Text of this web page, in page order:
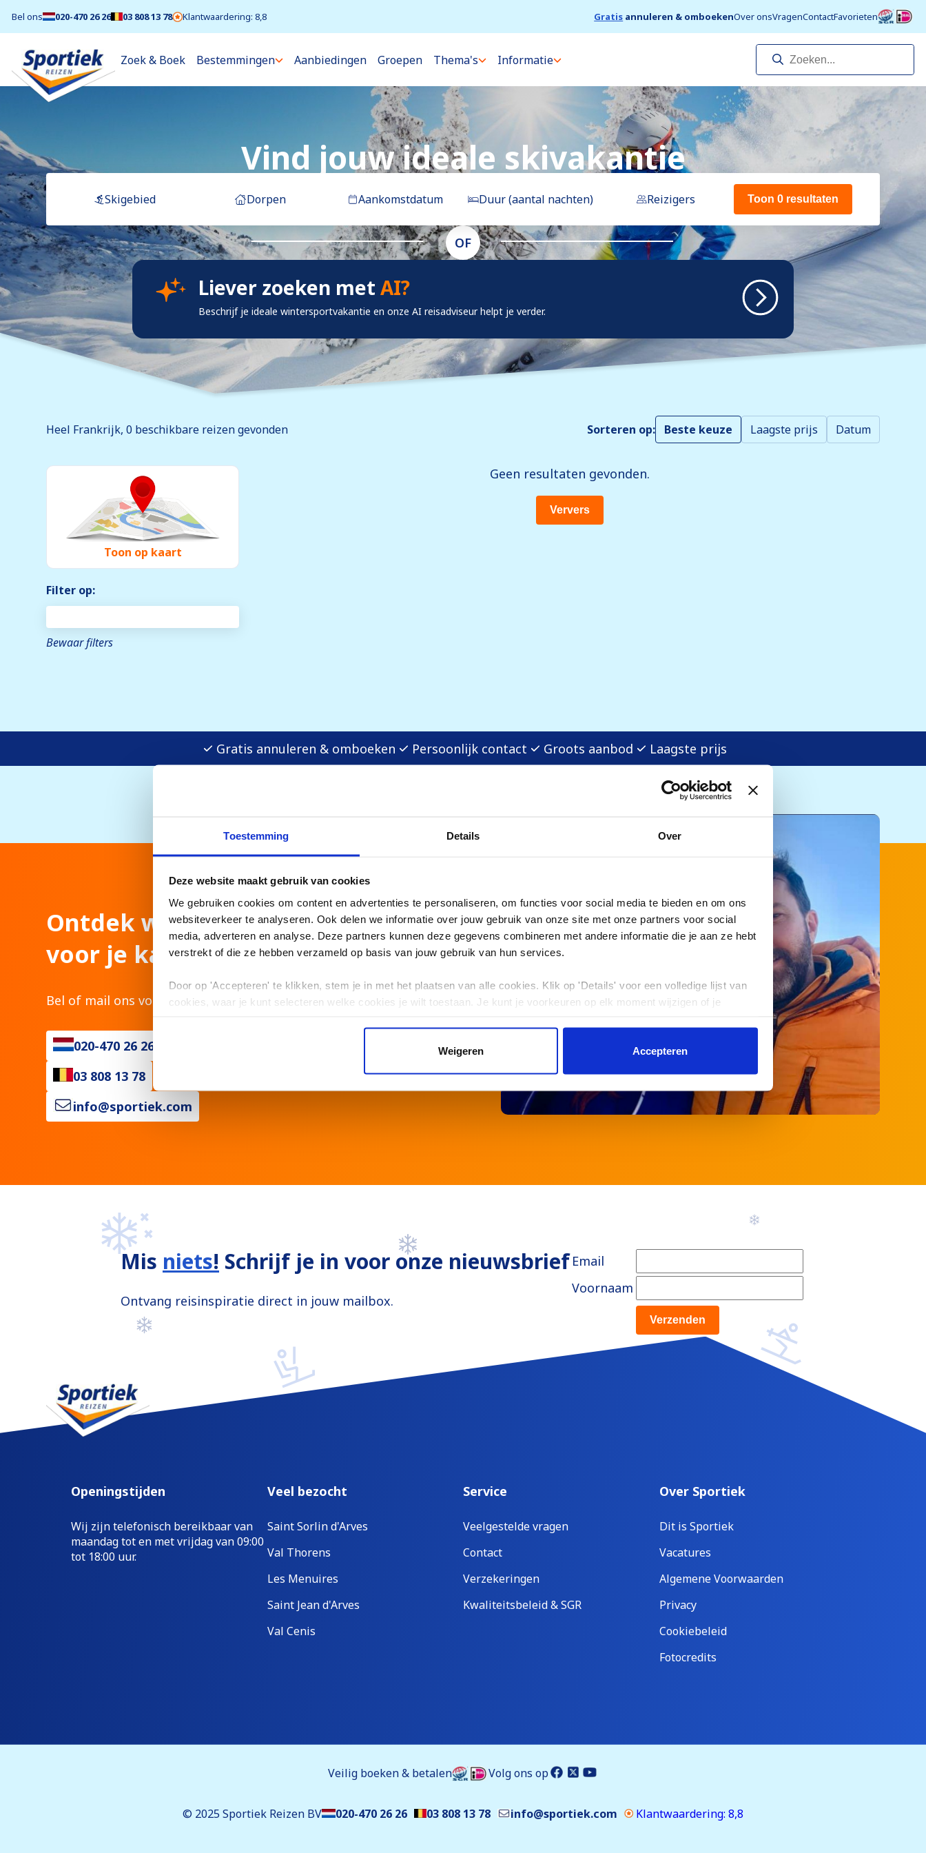
Toestemming Details Over
Deze website maakt gebruik van cookies
We gebruiken cookies om content en advertenties te personaliseren, om functies voor social media te bieden en om ons
websiteverkeer te analyseren. Ook delen we informatie over jouw gebruik van onze site met onze partners voor social
media, adverteren en analyse. Deze partners kunnen deze gegevens combineren met andere informatie die je aan ze hebt
verstrekt of die ze hebben verzameld op basis van jouw gebruik van hun services.
Door op 'Accepteren' te klikken, stem je in met het plaatsen van alle cookies. Klik op 'Details' voor een volledige lijst van
cookies, waar je kunt selecteren welke cookies je wilt toestaan. Je kunt je voorkeuren op elk moment wijzigen of je
Weigeren Accepteren
Bel ons 020-470 26 26 03 808 13 78 Klantwaardering: 8,8 Gratis annuleren & omboekenOver onsVragenContactFavorieten
Zoek & Boek Bestemmingen Aanbiedingen Groepen Thema's Informatie
Vind jouw ideale skivakantie
Skigebied Dorpen Aankomstdatum Duur (aantal nachten) Reizigers Toon 0 resultaten
OF
Liever zoeken met AI?
Beschrijf je ideale wintersportvakantie en onze AI reisadviseur helpt je verder.
Heel Frankrijk, 0 beschikbare reizen gevonden Sorteren op: Beste keuze Laagste prijs Datum
Toon op kaart
Filter op:
Bewaar filters
Geen resultaten gevonden.
Ververs
Gratis annuleren & omboeken Persoonlijk contact Groots aanbod Laagste prijs
Ontdek wat Sportiek
voor je kan betekenen!
Bel of mail ons voor persoonlijk advies.
020-470 26 26
03 808 13 78
info@sportiek.com
Mis niets! Schrijf je in voor onze nieuwsbrief
Ontvang reisinspiratie direct in jouw mailbox.
Email
Voornaam
Openingstijden
Wij zijn telefonisch bereikbaar van
maandag tot en met vrijdag van 09:00
tot 18:00 uur.
Veel bezocht
Saint Sorlin d'Arves
Val Thorens
Les Menuires
Saint Jean d'Arves
Val Cenis
Service
Veelgestelde vragen
Contact
Verzekeringen
Kwaliteitsbeleid & SGR
Over Sportiek
Dit is Sportiek
Vacatures
Algemene Voorwaarden
Privacy
Cookiebeleid
Fotocredits
Veilig boeken & betalen Volg ons op
© 2025 Sportiek Reizen BV 020-470 26 26 03 808 13 78 info@sportiek.com Klantwaardering: 8,8